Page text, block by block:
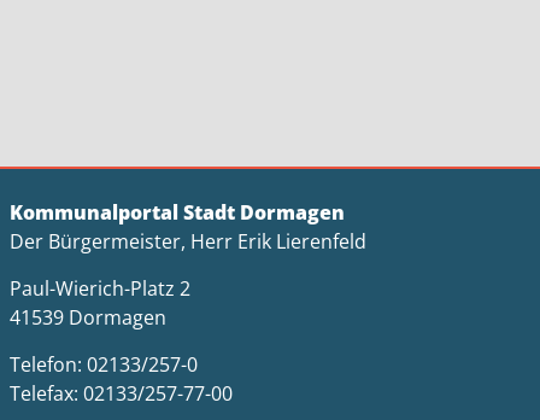
Kommunalportal Stadt Dormagen
Der Bürgermeister, Herr Erik Lierenfeld
Paul-Wierich-Platz 2
41539 Dormagen
Telefon: 02133/257-0
Telefax: 02133/257-77-00